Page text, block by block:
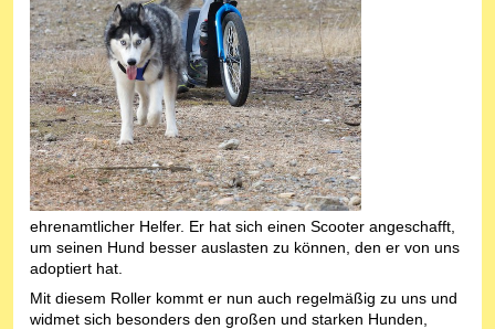
ehrenamtlicher Helfer. Er hat sich einen Scooter angeschafft,
um seinen Hund besser auslasten zu können, den er von uns
adoptiert hat.
Mit diesem Roller kommt er nun auch regelmäßig zu uns und
widmet sich besonders den großen und starken Hunden,